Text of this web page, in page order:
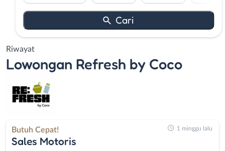
Riwayat
Lowongan Refresh by Coco
Butuh Cepat!
Sales Motoris
1 minggu lalu